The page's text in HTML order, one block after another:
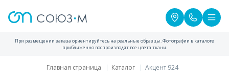
При размещении заказа ориентируйтесь на реальные образцы. Фотографии в каталоге
приближенно воспроизводят все цвета ткани.
Главная страница Каталог Акцент 924